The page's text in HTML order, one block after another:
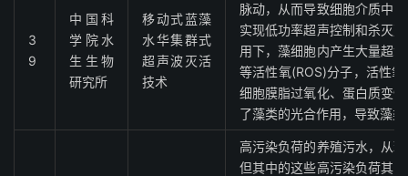
3
9
中国科
学院水
生生物
研究所
移动式蓝藻
水华集群式
超声波灭活
技术
脉动，从而导致细胞介质中
实现低功率超声控制和杀灭
用下，藻细胞内产生大量超
等活性氧(ROS)分子，活性
细胞膜脂过氧化、蛋白质变
了藻类的光合作用，导致藻
高污染负荷的养殖污水，从
但其中的这些高污染负荷其